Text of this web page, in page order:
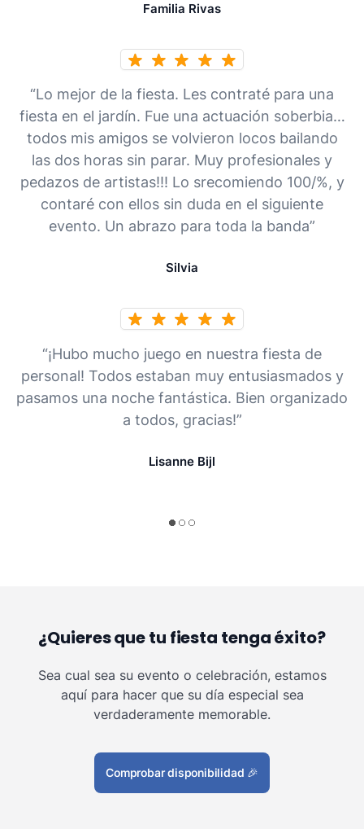
Familia Rivas
“Lo mejor de la fiesta. Les contraté para una
fiesta en el jardín. Fue una actuación soberbia…
todos mis amigos se volvieron locos bailando
las dos horas sin parar. Muy profesionales y
pedazos de artistas!!! Lo srecomiendo 100/%, y
contaré con ellos sin duda en el siguiente
evento. Un abrazo para toda la banda”
Silvia
“¡Hubo mucho juego en nuestra fiesta de
personal! Todos estaban muy entusiasmados y
pasamos una noche fantástica. Bien organizado
a todos, gracias!”
Lisanne Bijl
¿Quieres que tu fiesta tenga éxito?
Sea cual sea su evento o celebración, estamos
aquí para hacer que su día especial sea
verdaderamente memorable.
Comprobar disponibilidad 🎉